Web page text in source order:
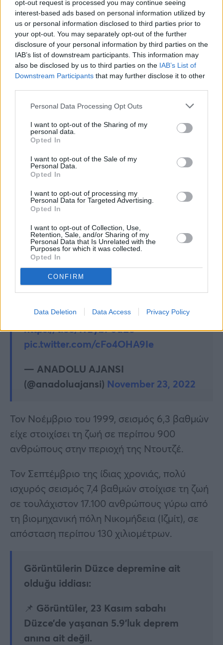
opt-out request is processed you may continue seeing
interest-based ads based on personal information utilized by
us or personal information disclosed to third parties prior to
your opt-out. You may separately opt-out of the further
disclosure of your personal information by third parties on the
IAB’s list of downstream participants. This information may
also be disclosed by us to third parties on the IAB’s List of
Downstream Participants that may further disclose it to other
Personal Data Processing Opt Outs
I want to opt-out of the Sharing of my
personal data.
Opted In
I want to opt-out of the Sale of my
Personal Data.
Opted In
I want to opt-out of processing my
Personal Data for Targeted Advertising.
Opted In
I want to opt-out of Collection, Use,
Retention, Sale, and/or Sharing of my
Personal Data that Is Unrelated with the
Purposes for which it was collected.
Opted In
CONFIRM
Data Deletion Data Access Privacy Policy
Ο δήμαρχος της πόλης Ντουτζέ, ο Φαρούκ
Εζλού, δήλωσε στο τηλεοπτικό δίκτυο CNN
Türk πως πολλοί κάτοικοι πανικοβλήθηκαν,
αλλά μέχρι στιγμής δεν υπάρχουν
πληροφορίες για απώλειες ή για σοβαρούς
τραυματισμούς ούτε για πρόκληση
σημαντικών ζημιών σε κτίρια.
Η Τουρκία βρίσκεται πάνω από την
Ευρασιατική και την Αφρικανική τεκτονικές
πλάκες και η σεισμική δραστηριότητα στη
χώρα είναι έντονη. Ένας από τους πιο
σοβαρούς σεισμούς των τελευταίων ετών
Σμύρνη και είχε στοιχίσει τη ζωή σε
περισσότερους από 100 ανθρώπους.
Düzce’nin Gölyaka ilçesindeki deprem
meydana geldi
https://t.co/Iv2ybF0uEc
pic.twitter.com/cFo4OHA9Ie
— ANADOLU AJANSI
(@anadoluajansi) November 23, 2022
Τον Νοέμβριο του 1999, σεισμός 6,3 βαθμών
είχε στοιχίσει τη ζωή σε περίπου 900
ανθρώπους στην περιοχή της Ντουτζέ.
Τον Σεπτέμβριο της ίδιας χρονιάς, πολύ
ισχυρός σεισμός 7,4 βαθμών στοίχισε τη ζωή
σε τουλάχιστον 17.100 ανθρώπους γύρω από
τη βιομηχανική πόλη Νικομήδεια (Ιζμίτ), σε
απόσταση περίπου 130 χιλιομέτρων.
Görüntülerin Düzce depremine ait
olduğu iddiası:
📌 Görüntüler, 23 Kasım sabahı
Düzce’de yaşanan 5.9’luk deprem
anına ait değil.